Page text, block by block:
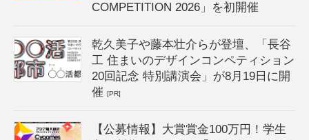
COMPETITION 2026」を初開催
乾久美子や藤本壮介らが登壇、「長谷
工 住まいのデザインコンペティション
20回記念 特別講演会」が8月19日に開
催[PR]
【公募情報】大賞賞金100万円！学生